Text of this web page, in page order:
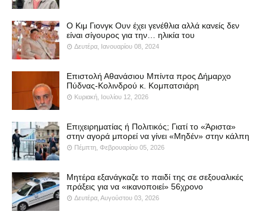
Ο Κιμ Γιονγκ Ουν έχει γενέθλια αλλά κανείς δεν
είναι σίγουρος για την… ηλικία του
Δευτέρα, Ιανουαρίου 08, 2024
Επιστολή Αθανάσιου Μπίντα προς Δήμαρχο
Πύδνας-Κολινδρού κ. Κομπατσιάρη
Κυριακή, Ιουλίου 12, 2026
Επιχειρηματίας ή Πολιτικός; Γιατί το «Άριστα»
στην αγορά μπορεί να γίνει «Μηδέν» στην κάλπη
Πέμπτη, Φεβρουαρίου 05, 2026
Μητέρα εξανάγκαζε το παιδί της σε σεξουαλικές
πράξεις για να «ικανοποιεί» 56χρονο
Δευτέρα, Αυγούστου 03, 2026